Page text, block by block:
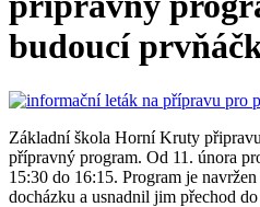
budoucí
Základní škola Horní Kruty
přípravný program. Od 11. února
15:30 do 16:15. Program je
docházku a usnadnil jim přechod